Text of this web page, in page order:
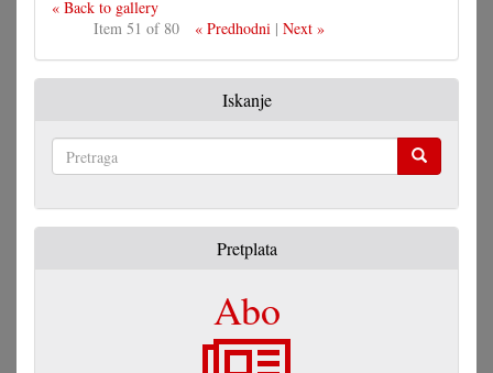
« Back to gallery
Item 51 of 80
« Predhodni| Next »
Iskanje
Pretplata
Abo